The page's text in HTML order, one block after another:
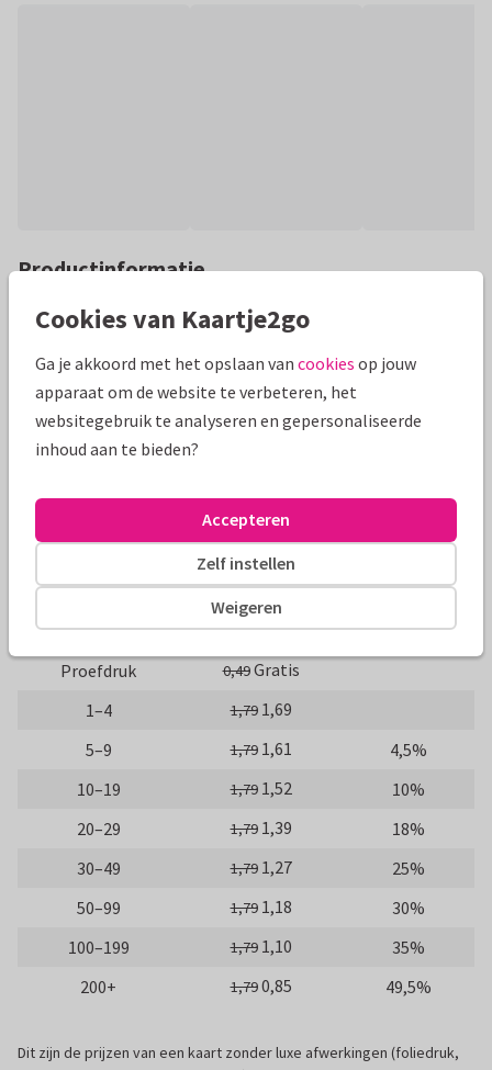
Productinformatie
Stijlvolle nieuwjaarskaart met een grote ster op de
achtergrond en een fotocollage met 4 foto's. Met een mooie
goudlook 'Nieuwjaar'!
Alle kaarten zijn helemaal naar wens aan te passen
Formaten en prijzen
10 x 15 cm 15 x 21 cm 21 x 30 cm
Aantal Prijs p/s Korting
Proefdruk 0,49Gratis
1–4
1,79 1,69
5–9
1,79 1,61
4,5%
10–19
1,79 1,52
10%
20–29
1,79 1,39
18%
30–49
1,79 1,27
25%
50–99
1,79 1,18
30%
100–199
1,79 1,10
35%
200+
1,790,85 49,5%
Dit zijn de prijzen van een kaart zonder luxe afwerkingen (foliedruk,
Cookies van Kaartje2go
Ga je akkoord met het opslaan van cookies op jouw
apparaat om de website te verbeteren, het
websitegebruik te analyseren en gepersonaliseerde
inhoud aan te bieden?
Weigeren
Zelf instellen
Accepteren